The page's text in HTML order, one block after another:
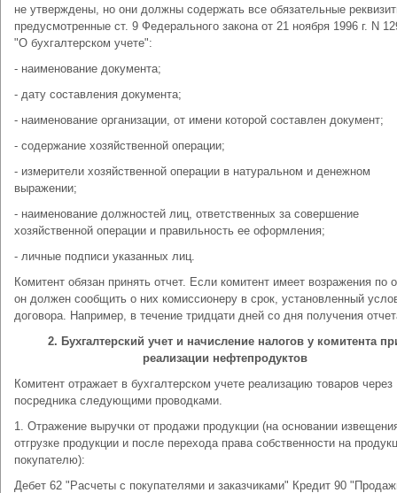
не утверждены, но они должны содержать все обязательные
предусмотренные ст. 9 Федерального закона от 21 ноября 1996 г. N
"О бухгалтерском учете":
- наименование документа;
- дату составления документа;
- наименование организации, от имени которой составлен документ;
- содержание хозяйственной операции;
- измерители хозяйственной операции в натуральном и денежном
выражении;
- наименование должностей лиц, ответственных за совершение
хозяйственной операции и правильность ее оформления;
- личные подписи указанных лиц.
Комитент обязан принять отчет. Если комитент имеет возражения по
он должен сообщить о них комиссионеру в срок, установленный
договора. Например, в течение тридцати дней со дня получения
2. Бухгалтерский учет и начисление налогов у комитента
реализации нефтепродуктов
Комитент отражает в бухгалтерском учете реализацию товаров через
посредника следующими проводками.
1. Отражение выручки от продажи продукции (на основании
отгрузке продукции и после перехода права собственности на
покупателю):
Дебет 62 "Расчеты с покупателями и заказчиками" Кредит 90